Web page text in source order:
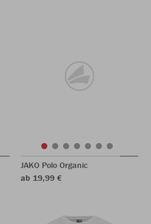
JAKO Polo Organic
ab 19,99 €